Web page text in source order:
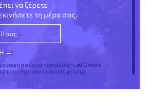
να ξέρετε
τη μέρα σας.
σας στο newsletter του Dnews,
τους σχετικούς όρους χρήσης